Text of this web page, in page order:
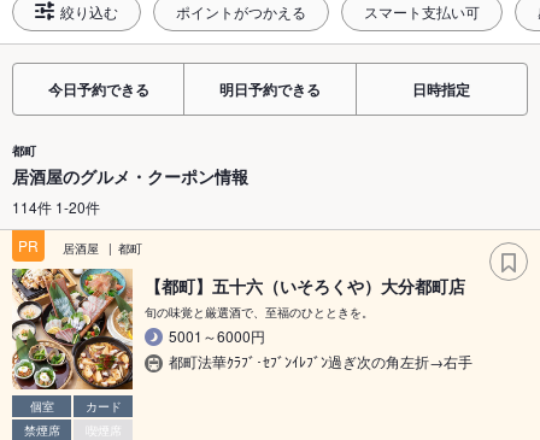
絞り込む ポイントがつかえる スマート支払い可
今日予約できる 明日予約できる 日時指定
都町
居酒屋のグルメ・クーポン情報
114件 1-20件
PR
居酒屋 都町
個室
カード
禁煙席
喫煙席
【都町】五十六（いそろくや）大分都町店
旬の味覚と厳選酒で、至福のひとときを。
5001～6000円
都町法華ｸﾗﾌﾞ･ｾﾌﾞﾝｲﾚﾌﾞﾝ過ぎ次の角左折→右手